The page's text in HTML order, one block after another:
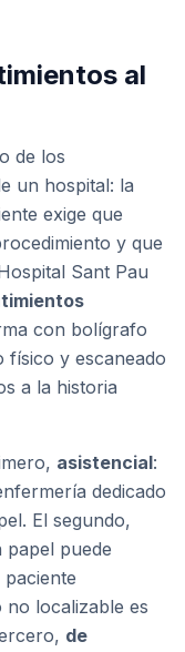
al
de los
un hospital: la
exige que
y que
Sant Pau
con bolígrafo
físico y escaneado
a la historia
asistencial:
dedicado
El segundo,
papel puede
localizable es
de